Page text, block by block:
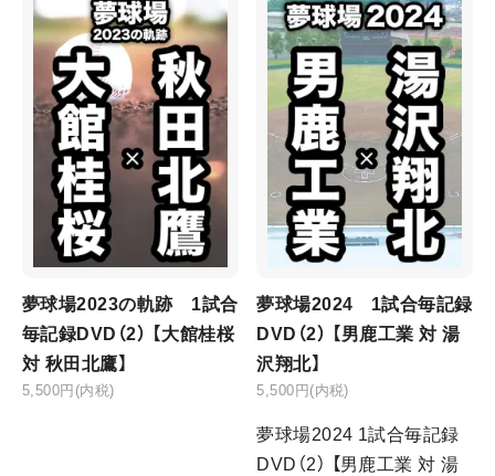
夢球場2023の軌跡 1試合
毎記録DVD（2） 【大館桂桜
対 秋田北鷹】
5,500円(内税)
夢球場2024 1試合毎記録
DVD（2） 【男鹿工業 対 湯
沢翔北】
5,500円(内税)
夢球場2024 1試合毎記録
DVD（2） 【男鹿工業 対 湯